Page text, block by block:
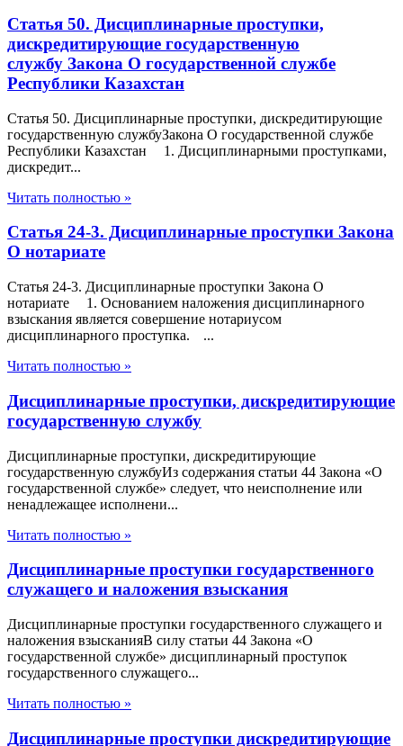
Статья 50. Дисциплинарные проступки,
дискредитирующие государственную
службу Закона О государственной службе
Республики Казахстан
Статья 50. Дисциплинарные проступки, дискредитирующие
государственную службуЗакона О государственной службе
Республики Казахстан 1. Дисциплинарными проступками,
дискредит...
Читать полностью »
Статья 24-3. Дисциплинарные проступки Закона
О нотариате
Статья 24-3. Дисциплинарные проступки Закона О
нотариате 1. Основанием наложения дисциплинарного
взыскания является совершение нотариусом
дисциплинарного проступка. ...
Читать полностью »
Дисциплинарные проступки, дискредитирующие
государственную службу
Дисциплинарные проступки, дискредитирующие
государственную службуИз содержания статьи 44 Закона «О
государственной службе» следует, что неисполнение или
ненадлежащее исполнени...
Читать полностью »
Дисциплинарные проступки государственного
служащего и наложения взыскания
Дисциплинарные проступки государственного служащего и
наложения взысканияВ силу статьи 44 Закона «О
государственной службе» дисциплинарный проступок
государственного служащего...
Читать полностью »
Дисциплинарные проступки дискредитирующие